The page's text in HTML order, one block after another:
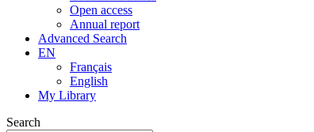
Open access
Annual report
Advanced Search
EN
Français
English
My Library
Search